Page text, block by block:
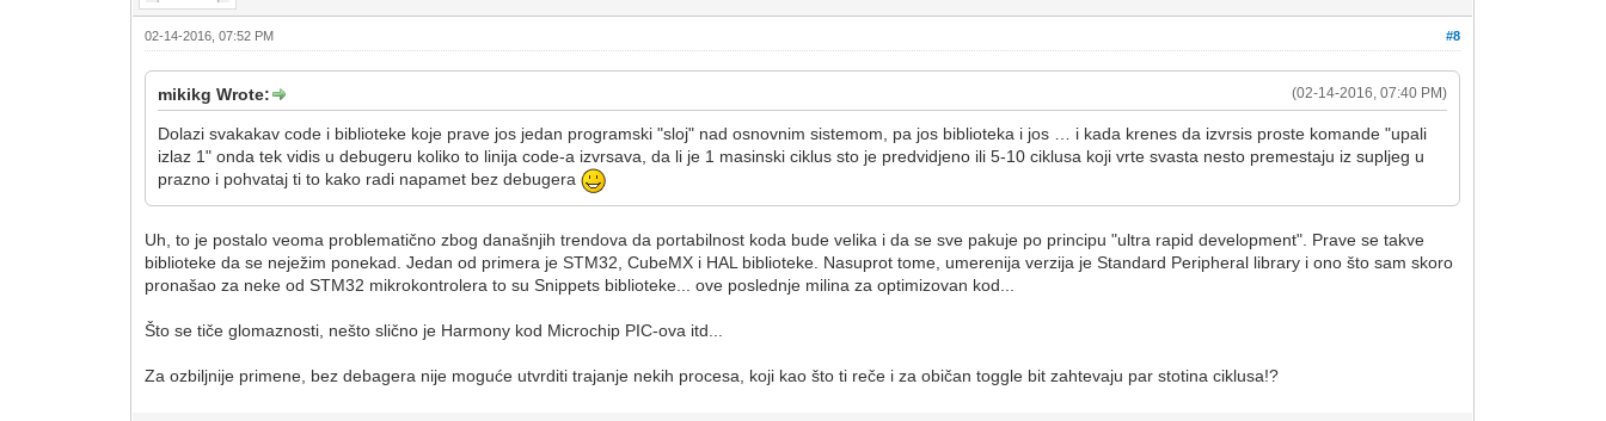
#8
02-14-2016, 07:52 PM
(02-14-2016, 07:40 PM)
mikikg Wrote:
Dolazi svakakav code i biblioteke koje prave jos jedan programski "sloj" nad osnovnim sistemom, pa jos biblioteka i jos … i kada krenes da izvrsis proste komande "upali
izlaz 1" onda tek vidis u debugeru koliko to linija code-a izvrsava, da li je 1 masinski ciklus sto je predvidjeno ili 5-10 ciklusa koji vrte svasta nesto premestaju iz supljeg u
prazno i pohvataj ti to kako radi napamet bez debugera
Uh, to je postalo veoma problematično zbog današnjih trendova da portabilnost koda bude velika i da se sve pakuje po principu "ultra rapid development". Prave se takve
biblioteke da se neježim ponekad. Jedan od primera je STM32, CubeMX i HAL biblioteke. Nasuprot tome, umerenija verzija je Standard Peripheral library i ono što sam skoro
pronašao za neke od STM32 mikrokontrolera to su Snippets biblioteke... ove poslednje milina za optimizovan kod...
Što se tiče glomaznosti, nešto slično je Harmony kod Microchip PIC-ova itd...
Za ozbiljnije primene, bez debagera nije moguće utvrditi trajanje nekih procesa, koji kao što ti reče i za običan toggle bit zahtevaju par stotina ciklusa!?